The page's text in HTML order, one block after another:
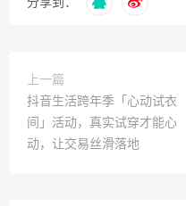
分享到：
上一篇
抖音生活跨年季「心动试衣
间」活动，真实试穿才能心
动，让交易丝滑落地